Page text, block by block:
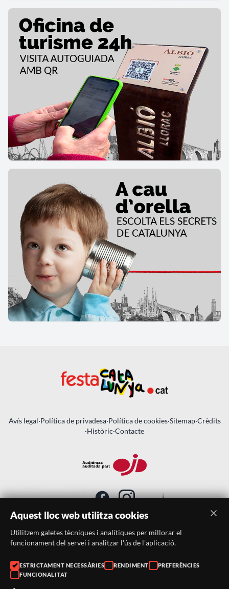
Avís legal·Política de privadesa·Política de cookies·Sitemap·Crèdits
·Històric·Contacte
SUBSCRIU-TE AL BUTLLETÍ
Telèfon:
938046359
Correu:
Aquest lloc web utilitza cookies
Utilitzem galetes tècniques i analítiques per millorar el
funcionament del servei i analitzar l'ús de l'aplicació.
ESTRICTAMENT NECESSÀRIES RENDIMENT
PREFERÈNCIES
FUNCIONALITAT